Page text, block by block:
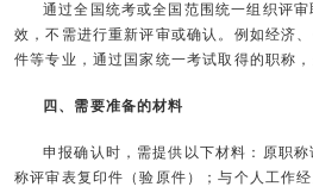
通过全国统考或全国范围统一组织评
效，不需进行重新评审或确认。例如经济
件等专业，通过国家统一考试取得的职称
四、需要准备的材料
申报确认时，需提供以下材料：原职
称评审表复印件（验原件）；与个人工作